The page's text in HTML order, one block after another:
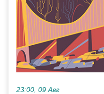
23:00, 09 Авг